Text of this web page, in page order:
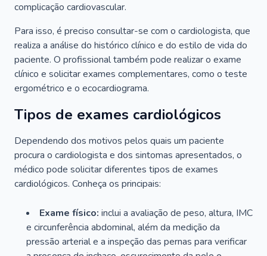
complicação cardiovascular.
Para isso, é preciso consultar-se com o cardiologista, que
realiza a análise do histórico clínico e do estilo de vida do
paciente. O profissional também pode realizar o exame
clínico e solicitar exames complementares, como o teste
ergométrico e o ecocardiograma.
Tipos de exames cardiológicos
Dependendo dos motivos pelos quais um paciente
procura o cardiologista e dos sintomas apresentados, o
médico pode solicitar diferentes tipos de exames
cardiológicos. Conheça os principais:
Exame físico: inclui a avaliação de peso, altura, IMC
e circunferência abdominal, além da medição da
pressão arterial e a inspeção das pernas para verificar